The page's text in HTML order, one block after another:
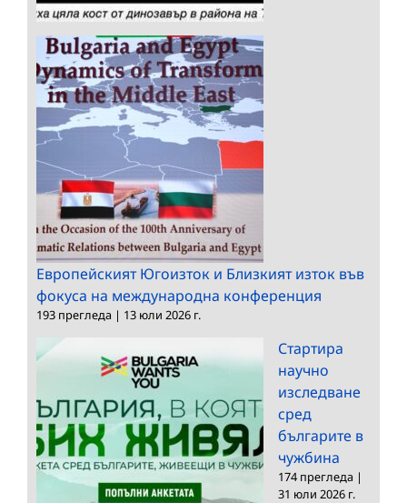
Европейският Югоизток и Близкият изток във
фокуса на международна конференция
193 прегледа | 13 юли 2026 г.
Стартира
научно
изследване
сред
българите в
чужбина
174 прегледа |
31 юли 2026 г.